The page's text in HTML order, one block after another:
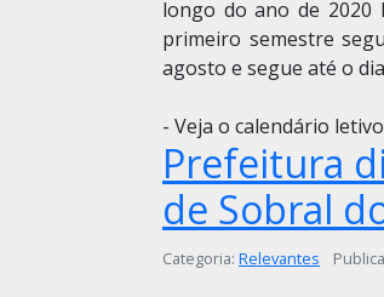
longo do ano de 2020
primeiro semestre
agosto e segue até o
- Veja o calendário letivo
Prefeitura
de Sobral
Detalhes
Categoria: Relevantes